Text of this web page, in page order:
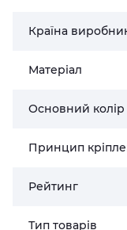
Країна
Матеріал
Основний колір
Принцип
Рейтинг
Тип товарів